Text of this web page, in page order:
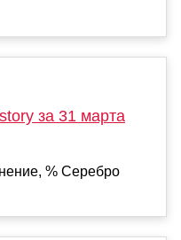
за 31 марта
% Серебро